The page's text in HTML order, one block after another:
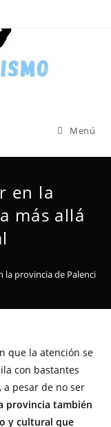
Menú
en la
más allá
la provincia de Palencia
que la atención se
con bastantes
pesar de no ser
provincia también
y cultural que